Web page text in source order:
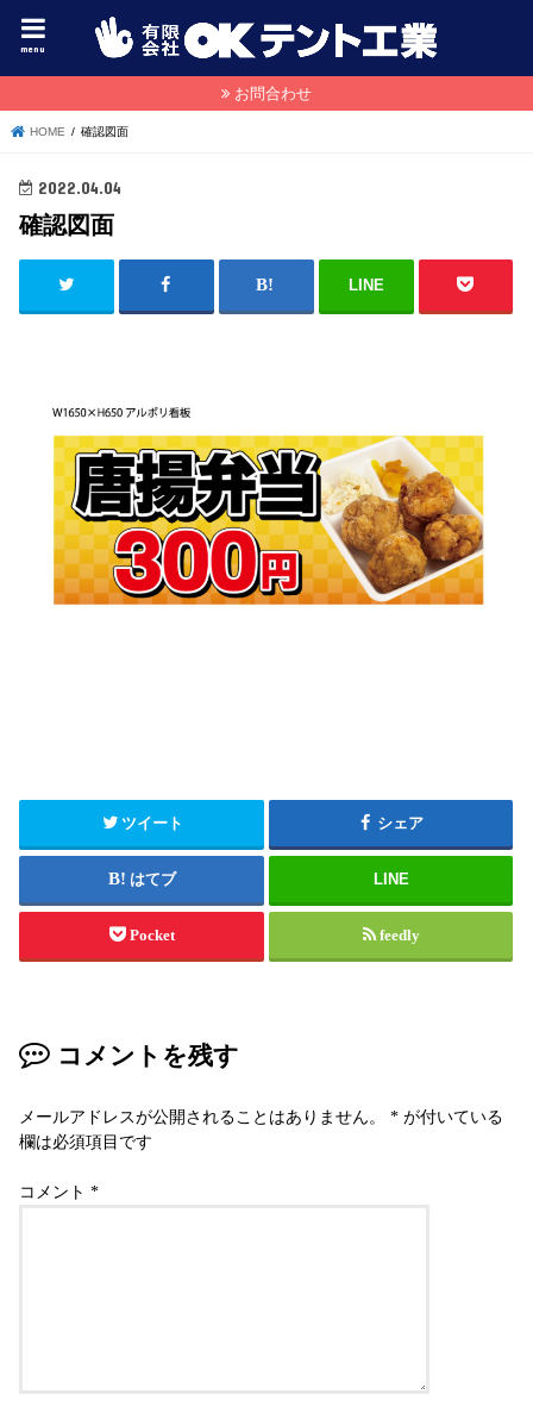
menu
お問合わせ
HOME 確認図面
2022.04.04
確認図面
LINE
ツイート シェア
はてブ LINE
Pocket feedly
コメントを残す
メールアドレスが公開されることはありません。 * が付いている
欄は必須項目です
コメント*